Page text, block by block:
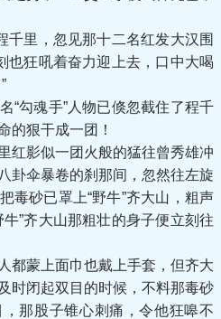
里，忽见那十二名红发大汉围
也狂吼着奋力迎上去，口中大喝
勾魂手”人物已倏忽截住了程千
的狠干成一团！
影似一团火般的猛往曾秀雄冲
卦伞暴卷的刹那间，忽然往左旋
毒砂已罩上“野牛”齐大山，粗声
”齐大山那粗壮的身子便立刻往
蒙上面巾也戴上手套，但齐大
时闭起双目的时候，不料那毒砂
那股子锥心刺痛，令他狂嗥不